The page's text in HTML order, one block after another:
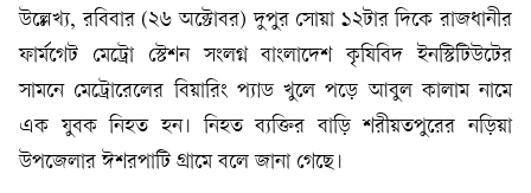
উল্লেখ্য, রবিবার (২৬ অক্টোবর) দুপুর সোয়া ১২টার দিকে রাজধানীর
ফার্মগেট মেট্রো স্টেশন সংলগ্ন বাংলাদেশ কৃষিবিদ ইনস্টিটিউটের
সামনে মেট্রোরেলের বিয়ারিং প্যাড খুলে পড়ে আবুল কালাম নামে
এক যুবক নিহত হন। নিহত ব্যক্তির বাড়ি শরীয়তপুরের নড়িয়া
উপজেলার ঈশরপাটি গ্রামে বলে জানা গেছে।